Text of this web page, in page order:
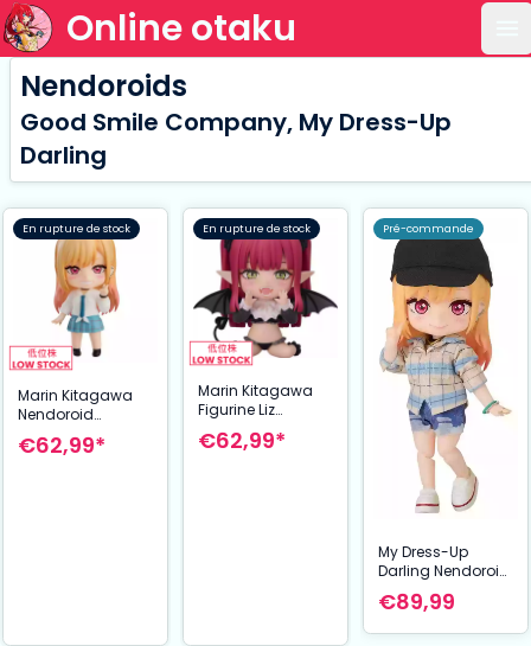
Online otaku
Nendoroids
Good Smile Company, My Dress-Up
Darling
En rupture de stock
Marin Kitagawa
Nendoroid
Figurine d’Action
10 cm My Dress-
€62,99*
En rupture de stock
Marin Kitagawa
Figurine Liz
Cosplay
Nendoroid 10 cm
€62,99*
Pré-commande
My Dress-Up
Darling Nendoroid
Doll Marin
Kitagawa Casual
€89,99